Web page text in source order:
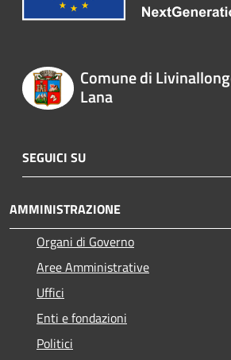
Comune di
Lana
SEGUICI SU
AMMINISTRAZIONE
Organi di Governo
Aree Amministrative
Uffici
Enti e fondazioni
Politici